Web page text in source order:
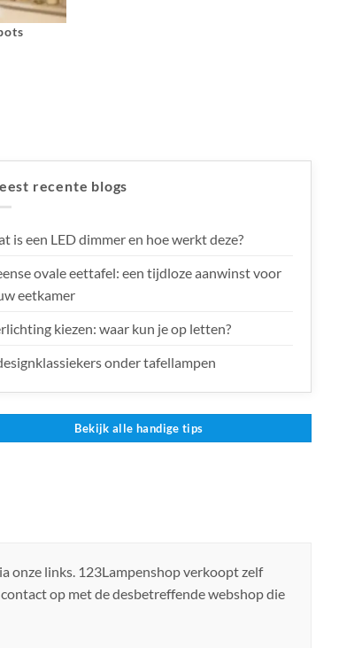
recente blogs
is een LED dimmer en hoe werkt deze?
ovale eettafel: een tijdloze aanwinst voor
eetkamer
kiezen: waar kun je op letten?
onder tafellampen
Bekijk alle handige tips
onze links. 123Lampenshop verkoopt zelf
op met de desbetreffende webshop die